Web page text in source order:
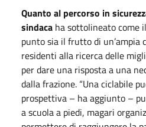
Quanto al percorso in
sindaca ha sottolineato come
punto sia il frutto di un’ampia
residenti alla ricerca delle
per dare una risposta a una
dalla frazione. “Una ciclabile
prospettiva – ha aggiunto –
a scuola a piedi, magari